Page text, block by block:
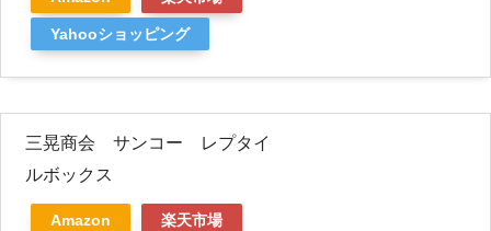
Yahooショッピング
三晃商会 サンコー レプタイ
ルボックス
Amazon 楽天市場